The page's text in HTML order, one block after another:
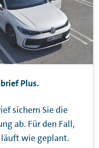
Plus.
sichern Sie die
ab. Für den Fall,
wie geplant.